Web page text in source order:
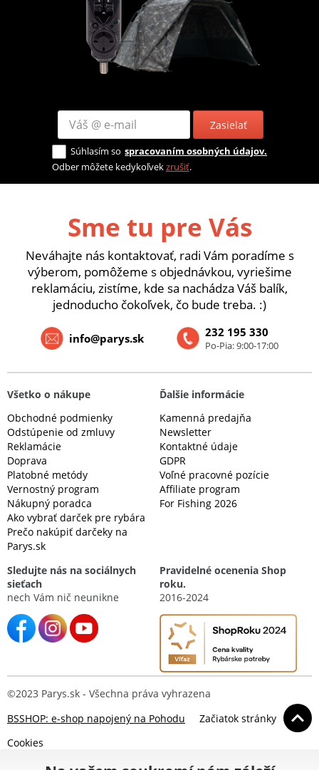
Zasielať
Súhlasím so spracovaním osobných údajov.
Odber môžete kedykoľvekzrušiť.
Sme tu pre Vás
Neváhajte nás kontaktovať, radi Vám poradíme s
výberom, pomôžeme s objednávkou, vyriešime
reklamáciu, zistíme, kde sa nachádza Váš balík,
jednoducho čokoľvek, čo bude treba. :)
232 195 330
Po-Pia: 9:00-17:00
info@parys.sk
Všetko o nákupe
Obchodné podmienky
Odstúpenie od zmluvy
Reklamácie
Doprava
Platobné metódy
Vernostný program
Nákupný poradca
Ako vybrať darček pre rybára
Prečo nakúpiť darčeky na
Parys.sk
Ďalšie informácie
Kamenná predajňa
Newsletter
Kontaktné údaje
GDPR
Voľné pracovné pozície
Affiliate program
For Fishing 2026
Sledujte nás na sociálnych
sieťach
nech Vám nič neunikne
Pravidelné ocenenia Shop
roku.
2016-2024
©2023 Parys.sk - Všechna práva vyhrazena
BSSHOP: e-shop napojený na Pohodu
Začiatok stránky
Cookies